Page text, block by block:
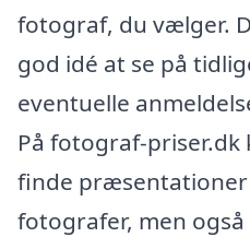
fotograf, du vælger.
god idé at se på
eventuelle
På fotograf-priser.dk
finde præsentationer
fotografer, men